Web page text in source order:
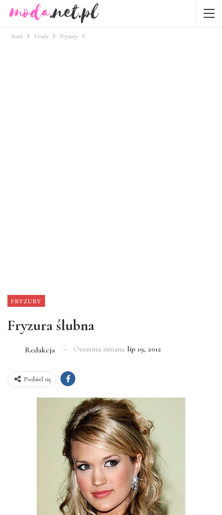
Start Uroda Fryzury
FRYZURY
Fryzura ślubna
Redakcja Ostatnia zmiana lip 19, 2012
Podziel się